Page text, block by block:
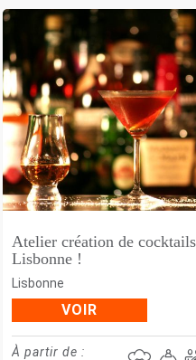
Atelier création de
Lisbonne !
Lisbonne
VOIR
À partir de :